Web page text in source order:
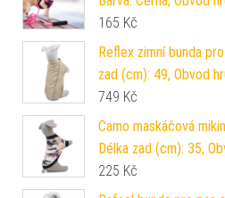
165 Kč
Reflex zimní bunda
zad (cm): 49, Obvod
749 Kč
Camo maskáčová
Délka zad (cm): 35,
225 Kč